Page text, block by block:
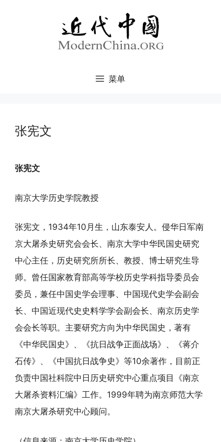
菜单
张宪文
张宪文
南京大学历史学院教授
张宪文， 1934年10月生，山东泰安人。侵华日军南
京大屠杀史研究会会长、南京大学中华民国史研究
中心主任，历史研究所所长、教授、博士研究生导
师。曾任国家教育部高等学校历史学科指导委员会
委员，兼任中国史学会理事、中国现代史学会副会
长、中国近现代史史料学学会副会长、南京历史学
会会长等职。主要研究方向为中华民国史，著有
《中华民国史》、《抗日战争正面战场》、《蒋介
石传》、《中国抗日战争史》等10余著作，目前正
负责中国社科院中日历史研究中心重点项目《南京
大屠杀资料汇编》工作。1999年聘为南京师范大学
南京大屠杀研究中心顾问。